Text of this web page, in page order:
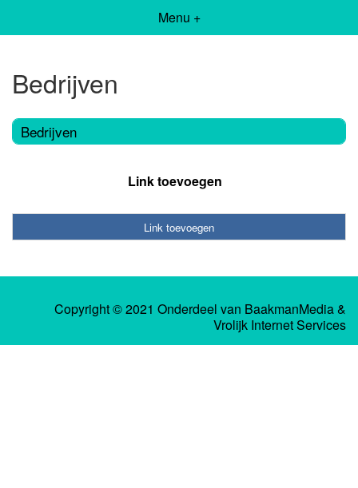
Menu +
Bedrijven
Bedrijven
Link toevoegen
Link toevoegen
Copyright © 2021 Onderdeel van BaakmanMedia&
Vrolijk Internet Services